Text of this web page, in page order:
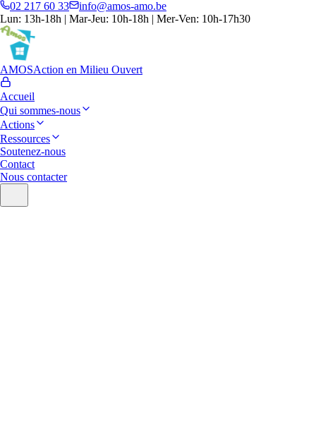
02 217 60 33
info@amos-amo.be
Lun: 13h-18h | Mar-Jeu: 10h-18h | Mer-Ven: 10h-17h30
AMOSAction en Milieu Ouvert
Accueil
Qui sommes-nous
Actions
Ressources
Soutenez-nous
Contact
Nous contacter